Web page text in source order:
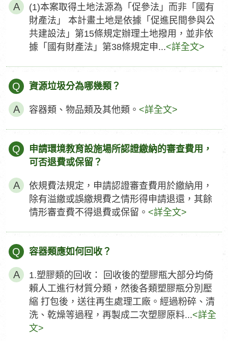
(1)本案取得土地法源為「促參法」而非「國有
財產法」 本計畫土地是依據「促進民間參與公
共建設法」第15條規定辦理土地撥用，並非依
據「國有財產法」第38條規定申...<詳全文>
Q 資源垃圾分為哪幾類？
容器類、物品類及其他類。 <詳全文>
Q
申請環境教育設施場所認證繳納的審查費用，
可否退費或保留？
依規費法規定，申請認證審查費用於繳納用，
除有溢繳或誤繳規費之情形得申請退還，其餘
情形審查費不得退費或保留。 <詳全文>
Q 容器類應如何回收？
1.塑膠類的回收： 回收後的塑膠瓶大部分均倚
賴人工進行材質分類，然後各類塑膠瓶分別壓
縮 打包後，送往再生處理工廠。經過粉碎、清
洗、乾燥等過程，再製成二次塑膠原料...<詳全
文>